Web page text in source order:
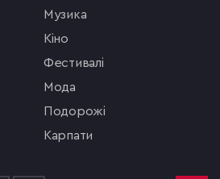
музика
кіно
фестивалі
мода
подорожі
Карпати